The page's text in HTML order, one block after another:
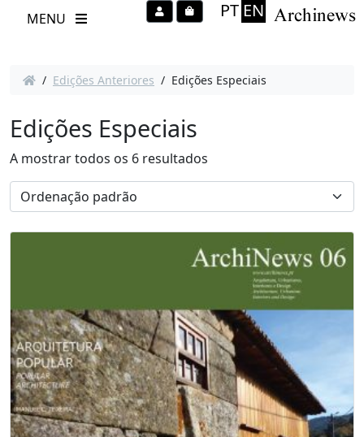
AccountCart PT EN
MENU
/ Edições Anteriores / Edições Especiais
Edições Especiais
A mostrar todos os 6 resultados